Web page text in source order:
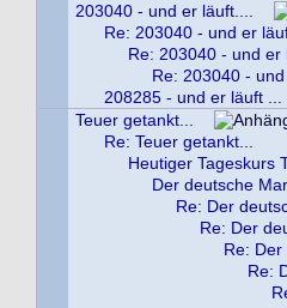
203040 - und er läuft....
Re: 203040 - und er
Re: 203040 - und er
Re: 203040 -
208285 - und er läuft ...
Teuer getankt...
Re: Teuer getankt...
Heutiger Tageskurs
Der deutsche
Re: Der
Re: Der
Re:
Re: